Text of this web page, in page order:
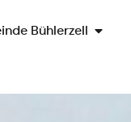
Bühlerzell